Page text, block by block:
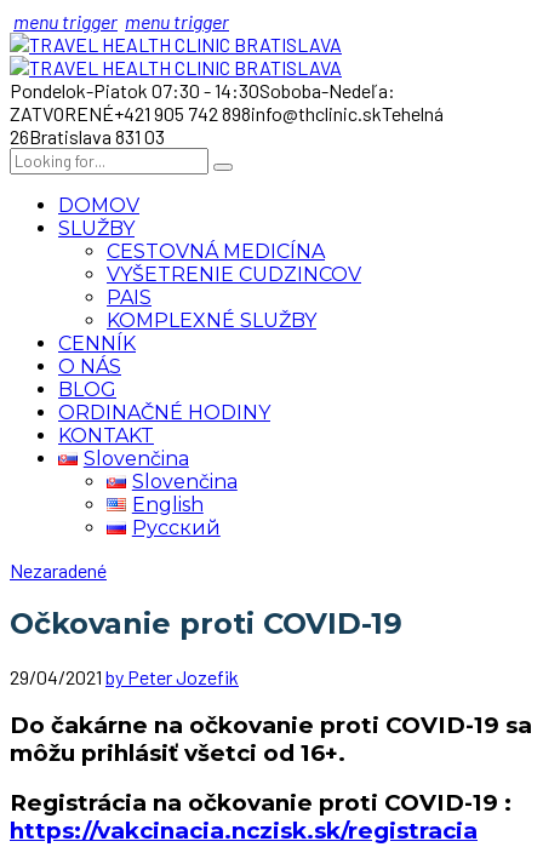
menu trigger menu trigger
Pondelok-Piatok 07:30 - 14:30Soboba-Nedeľa:
ZATVORENÉ+421 905 742 898info@thclinic.skTehelná
26Bratislava 831 03
DOMOV
SLUŽBY
CESTOVNÁ MEDICÍNA
VYŠETRENIE CUDZINCOV
PAIS
KOMPLEXNÉ SLUŽBY
CENNÍK
O NÁS
BLOG
ORDINAČNÉ HODINY
KONTAKT
Slovenčina
Slovenčina
English
Русский
Nezaradené
Očkovanie proti COVID-19
29/04/2021 by Peter Jozefik
Do čakárne na očkovanie proti COVID-19 sa
môžu prihlásiť všetci od 16+.
Registrácia na očkovanie proti COVID-19 :
https://vakcinacia.nczisk.sk/registracia